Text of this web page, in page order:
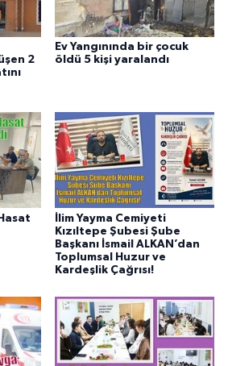
2
Ev Yangınında bir çocuk
öldü 5 kişi yaralandı
İlim Yayma Cemiyeti
Kızıltepe Şubesi Şube
Başkanı İsmail ALKAN’dan
Toplumsal Huzur ve
Kardeşlik Çağrısı!